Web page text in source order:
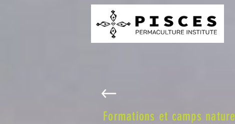
Formations et camps nature